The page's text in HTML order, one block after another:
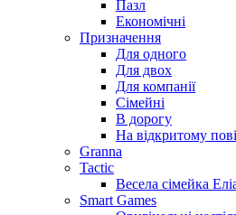
Пазл
Економічні
Призначення
Для одного
Для двох
Для компанії
Сімейні
В дорогу
На відкритому
Granna
Tactic
Весела сімейка
Smart Games